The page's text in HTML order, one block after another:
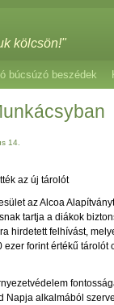
kölcsön!"
búcsúzó beszédek
14.
az új tárolót
az Alcoa
tartja a diákok
hirdetett felhívást,
forint értékű tárolót
alkalmából